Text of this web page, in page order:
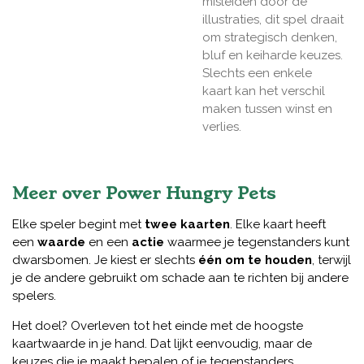
illustraties, dit spel draait
om strategisch denken,
bluf en keiharde keuzes.
Slechts een enkele
kaart kan het verschil
maken tussen winst en
verlies.
Meer over Power Hungry Pets
Elke speler begint met twee kaarten. Elke kaart heeft
een waarde en een actie waarmee je tegenstanders kunt
dwarsbomen. Je kiest er slechts één om te houden, terwijl
je de andere gebruikt om schade aan te richten bij andere
spelers.
Het doel? Overleven tot het einde met de hoogste
kaartwaarde in je hand. Dat lijkt eenvoudig, maar de